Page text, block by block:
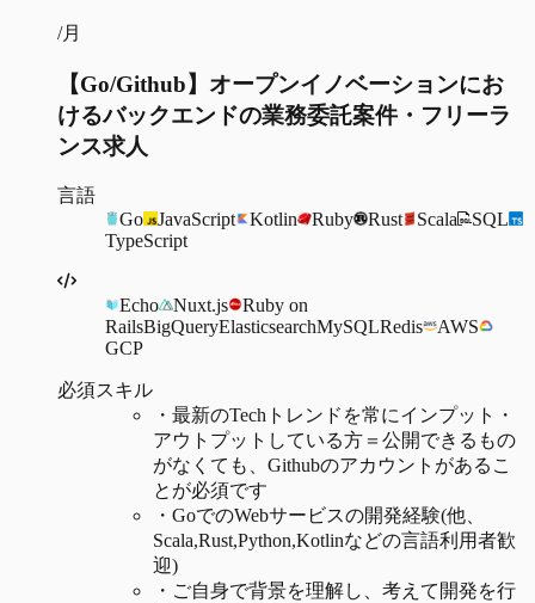
/月
【Go/Github】オープンイノベーションにお
けるバックエンドの業務委託案件・フリーラ
ンス求人
言語
Go
JavaScript Kotlin Ruby Rust Scala
SQL
TypeScript
Echo Nuxt.js
Ruby on
RailsBigQueryElasticsearchMySQLRedis
AWS
GCP
必須スキル
・ 最新のTechトレンドを常にインプット・
アウトプットしている方＝公開できるもの
がなくても、Githubのアカウントがあるこ
とが必須です
・ GoでのWebサービスの開発経験(他、
Scala,Rust,Python,Kotlinなどの言語利用者歓
迎)
・ ご自身で背景を理解し、考えて開発を行